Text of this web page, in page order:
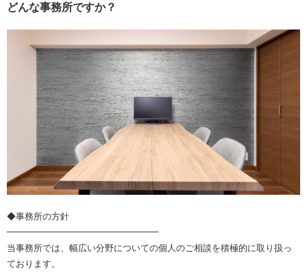
どんな事務所ですか？
◆事務所の方針
━━━━━━━━━━━━━━━━━
当事務所では、幅広い分野についての個人のご相談を積極的に取り扱っ
ております。